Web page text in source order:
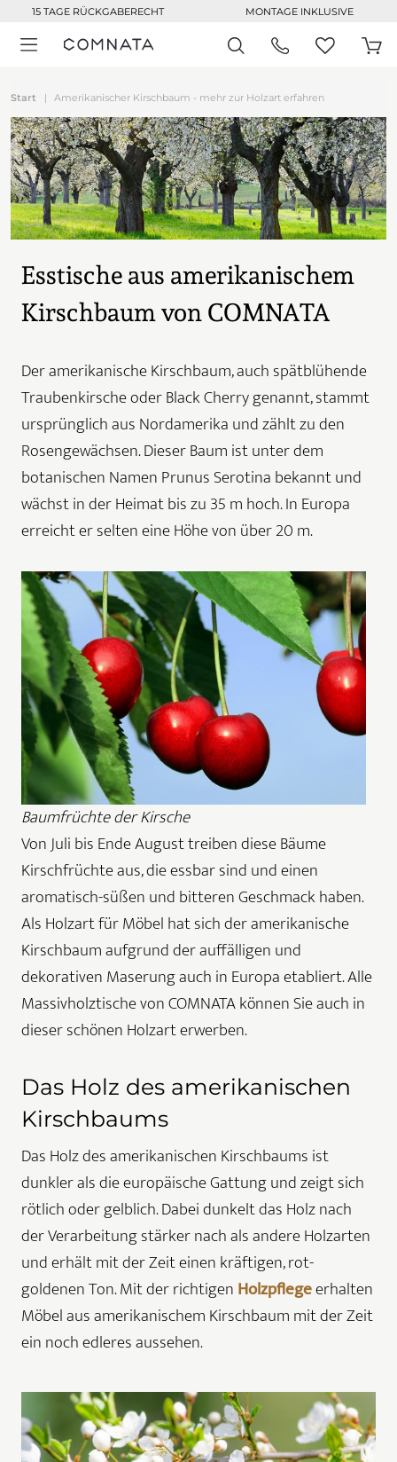
15 TAGE RÜCKGABERECHT MONTAGE INKLUSIVE
Start Amerikanischer Kirschbaum - mehr zur Holzart erfahren
Esstische aus amerikanischem
Kirschbaum von COMNATA
Der amerikanische Kirschbaum, auch spätblühende
Traubenkirsche oder Black Cherry genannt, stammt
ursprünglich aus Nordamerika und zählt zu den
Rosengewächsen. Dieser Baum ist unter dem
botanischen Namen Prunus Serotina bekannt und
wächst in der Heimat bis zu 35 m hoch. In Europa
erreicht er selten eine Höhe von über 20 m.
Baumfrüchte der Kirsche
Von Juli bis Ende August treiben diese Bäume
Kirschfrüchte aus, die essbar sind und einen
aromatisch-süßen und bitteren Geschmack haben.
Als Holzart für Möbel hat sich der amerikanische
Kirschbaum aufgrund der auffälligen und
dekorativen Maserung auch in Europa etabliert. Alle
Massivholztische von COMNATA können Sie auch in
dieser schönen Holzart erwerben.
Das Holz des amerikanischen
Kirschbaums
Das Holz des amerikanischen Kirschbaums ist
dunkler als die europäische Gattung und zeigt sich
rötlich oder gelblich. Dabei dunkelt das Holz nach
der Verarbeitung stärker nach als andere Holzarten
und erhält mit der Zeit einen kräftigen, rot-
goldenen Ton. Mit der richtigenHolzpflegeerhalten
Möbel aus amerikanischem Kirschbaum mit der Zeit
ein noch edleres aussehen.